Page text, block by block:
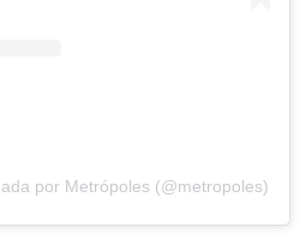
por Metrópoles (@metropoles)